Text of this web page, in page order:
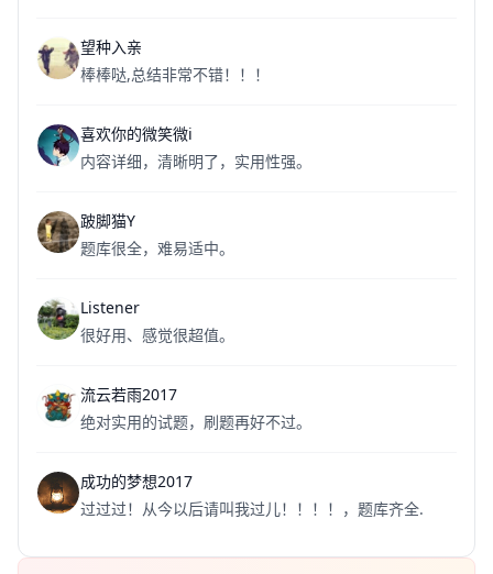
望种入亲
棒棒哒,总结非常不错！！！
喜欢你的微笑微i
内容详细，清晰明了，实用性强。
跛脚猫Y
题库很全，难易适中。
Listener
很好用、感觉很超值。
流云若雨2017
绝对实用的试题，刷题再好不过。
成功的梦想2017
过过过！从今以后请叫我过儿！！！！，题库齐全.